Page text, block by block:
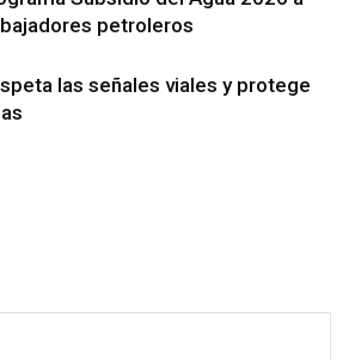
petroleros
las señales viales y protege